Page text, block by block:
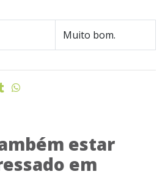
Muito bom.
estar
em